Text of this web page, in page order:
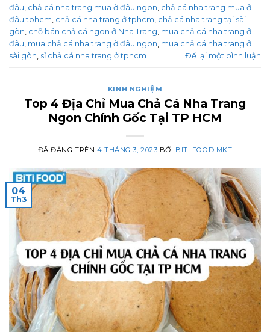
đâu, chả cá nha trang mua ở đâu ngon, chả cá nha trang mua ở
đâu tphcm, chả cá nha trang ở tphcm, chả cá nha trang tại sài
gòn, chỗ bán chả cá ngon ở Nha Trang, mua chả cá nha trang ở
đâu, mua chả cá nha trang ở đâu ngon, mua chả cá nha trang ở
sài gòn, sỉ chả cá nha trang ở tphcm Để lại một bình luận
KINH NGHIỆM
Top 4 Địa Chỉ Mua Chả Cá Nha Trang
Ngon Chính Gốc Tại TP HCM
ĐÃ ĐĂNG TRÊN 4 THÁNG 3, 2023 BỞI BITI FOOD MKT
04
Th3